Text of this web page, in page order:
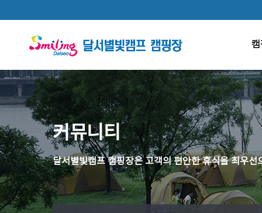
캠
커뮤니티
달서별빛캠프 캠핑장은 고객의 편안한 휴식을 최우